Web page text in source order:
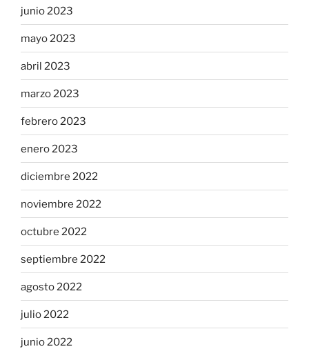
junio 2023
mayo 2023
abril 2023
marzo 2023
febrero 2023
enero 2023
diciembre 2022
noviembre 2022
octubre 2022
septiembre 2022
agosto 2022
julio 2022
junio 2022